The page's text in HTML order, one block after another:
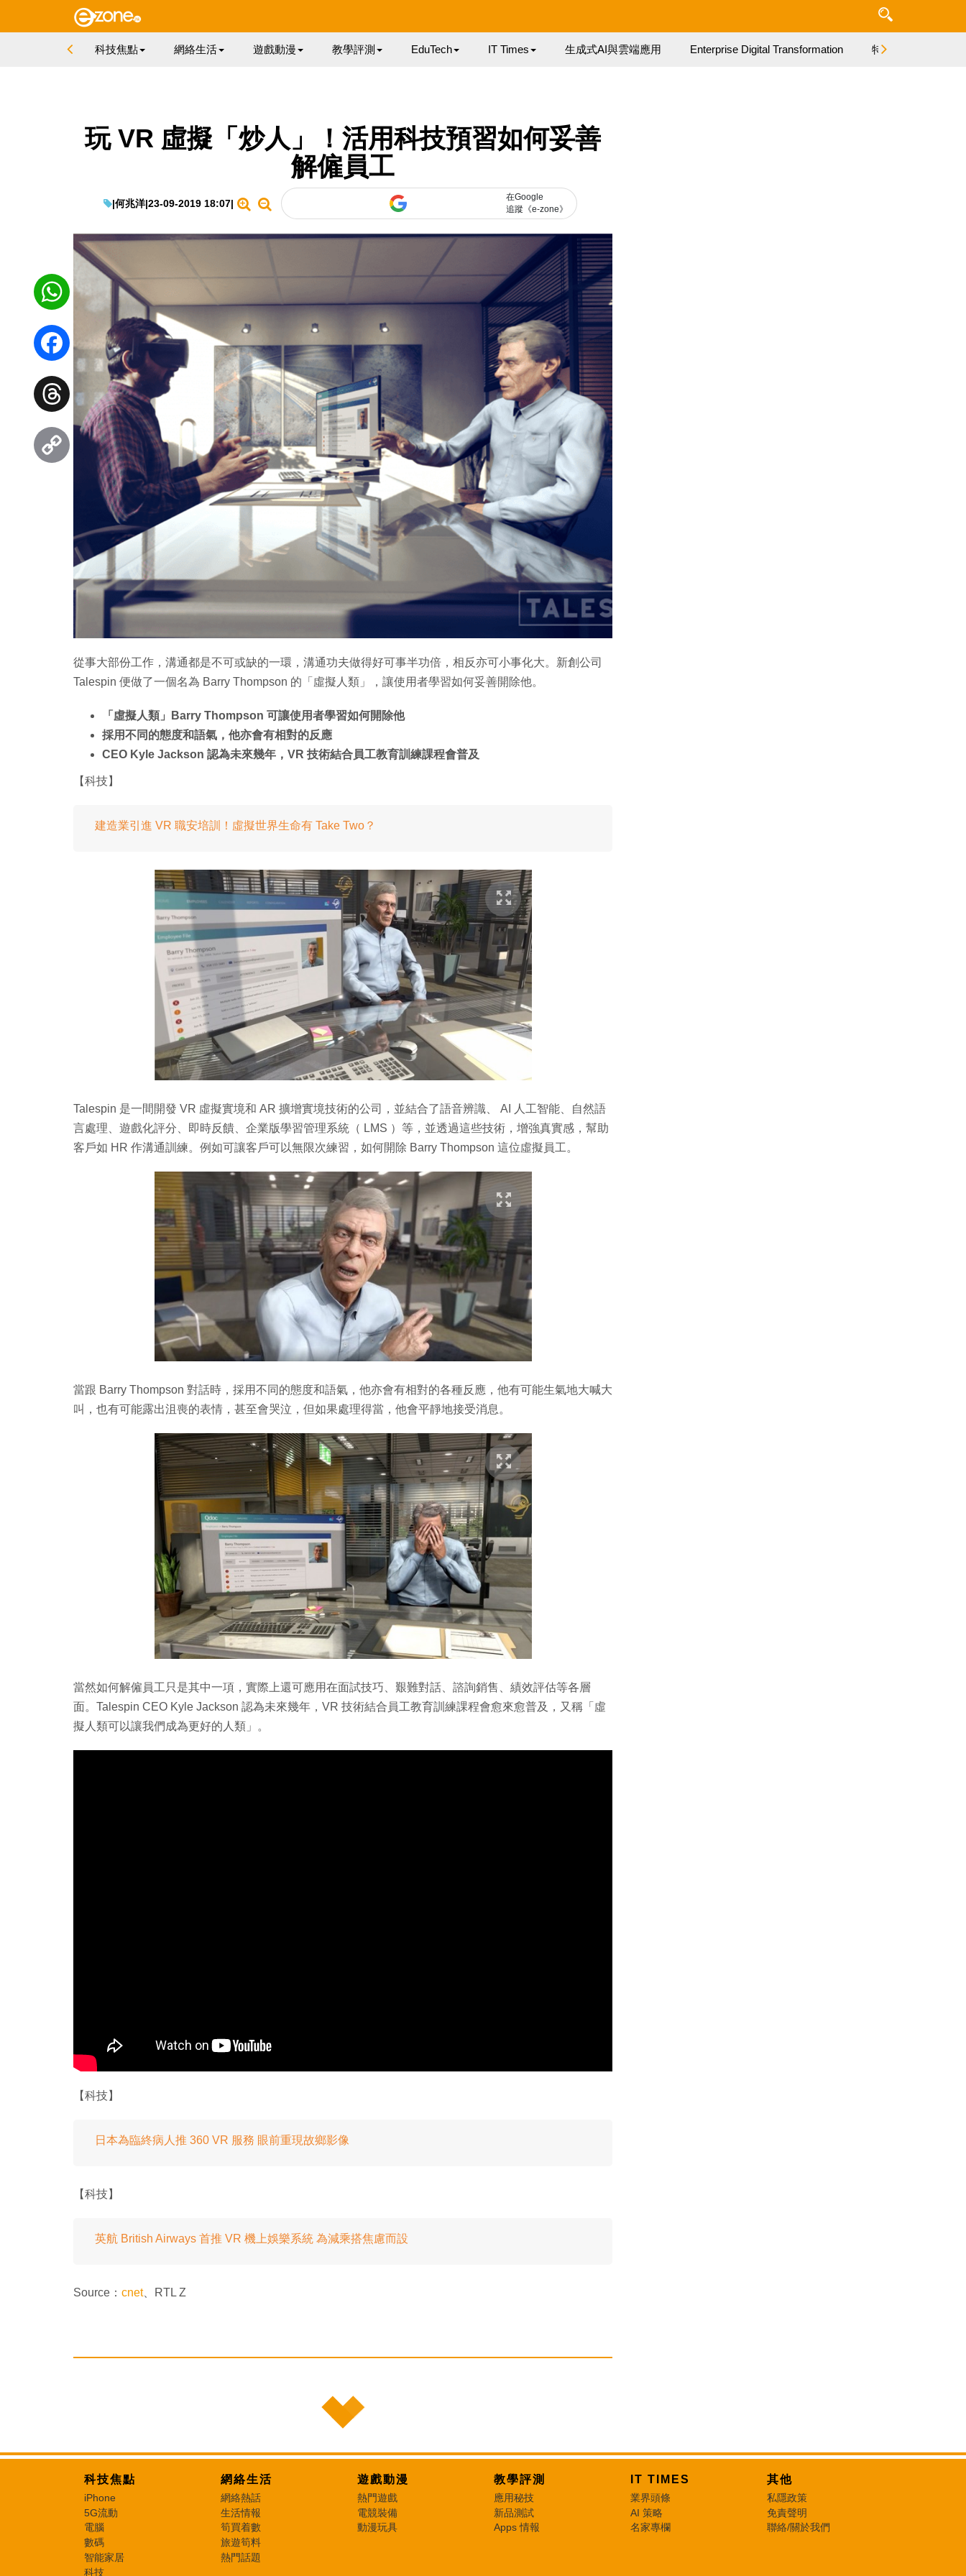
科技焦點 網絡生活 遊戲動漫 教學評測 EduTech IT Times 生成式AI與雲端應用 Enterprise Digital Transformation 特集
玩 VR 虛擬「炒人」！活用科技預習如何妥善
解僱員工
|何兆洋|23-09-2019 18:07|
在Google
追蹤《e-zone》
從事大部份工作，溝通都是不可或缺的一環，溝通功夫做得好可事半功倍，相反亦可小事化大。新創公司
Talespin 便做了一個名為 Barry Thompson 的「虛擬人類」，讓使用者學習如何妥善開除他。
「虛擬人類」Barry Thompson 可讓使用者學習如何開除他
採用不同的態度和語氣，他亦會有相對的反應
CEO Kyle Jackson 認為未來幾年，VR 技術結合員工教育訓練課程會普及
【科技】
建造業引進 VR 職安培訓！虛擬世界生命有 Take Two？
Talespin 是一間開發 VR 虛擬實境和 AR 擴增實境技術的公司，並結合了語音辨識、 AI 人工智能、自然語
言處理、遊戲化評分、即時反饋、企業版學習管理系統（ LMS ）等，並透過這些技術，增強真實感，幫助
客戶如 HR 作溝通訓練。例如可讓客戶可以無限次練習，如何開除 Barry Thompson 這位虛擬員工。
當跟 Barry Thompson 對話時，採用不同的態度和語氣，他亦會有相對的各種反應，他有可能生氣地大喊大
叫，也有可能露出沮喪的表情，甚至會哭泣，但如果處理得當，他會平靜地接受消息。
當然如何解僱員工只是其中一項，實際上還可應用在面試技巧、艱難對話、諮詢銷售、績效評估等各層
面。Talespin CEO Kyle Jackson 認為未來幾年，VR 技術結合員工教育訓練課程會愈來愈普及，又稱「虛
擬人類可以讓我們成為更好的人類」。
【科技】
日本為臨終病人推 360 VR 服務 眼前重現故鄉影像
【科技】
英航 British Airways 首推 VR 機上娛樂系統 為減乘搭焦慮而設
Source： cnet、RTL Z
WhatsApp
Facebook
Threads
科技焦點
iPhone
5G流動
電腦
數碼
智能家居
科技
網絡生活
網絡熱話
生活情報
筍買着數
旅遊筍料
熱門話題
遊戲動漫
熱門遊戲
電競裝備
動漫玩具
教學評測
應用秘技
新品測試
Apps 情報
IT TIMES
業界頭條
AI 策略
名家專欄
其他
私隱政策
免責聲明
聯絡/關於我們